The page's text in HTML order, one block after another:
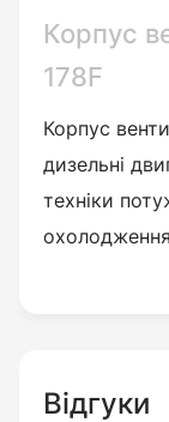
Корпус
178F
Корпус
дизельні
техніки
Відгуки